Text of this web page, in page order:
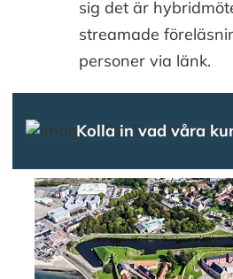
sig det är
streamade
personer via länk.
Kolla in vad våra